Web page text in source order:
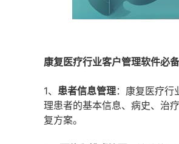
康复医疗行业客户管理软件必
1、 患者信息管理：康复医疗行
理患者的基本信息、病史、治
复方案。